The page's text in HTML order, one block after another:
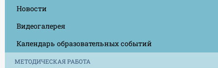
Новости
Видеогалерея
Календарь образовательных событий
МЕТОДИЧЕСКАЯ РАБОТА